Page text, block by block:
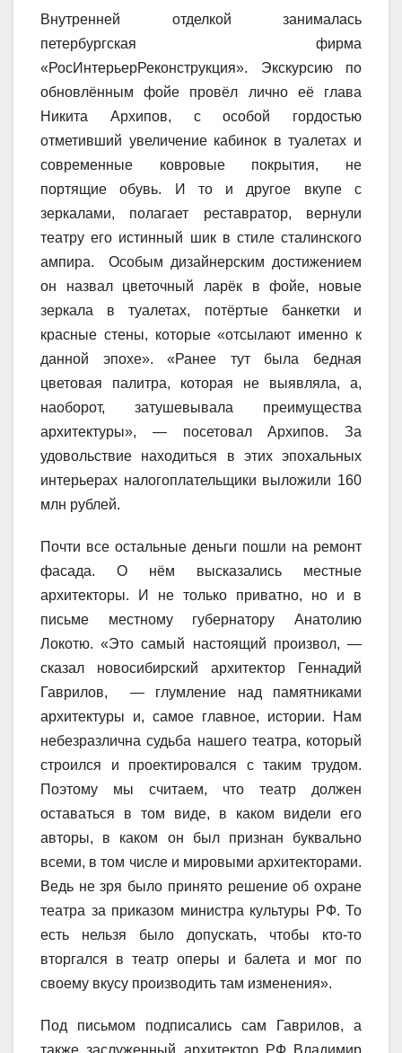
Внутренней отделкой занималась
петербургская фирма
«РосИнтерьерРеконструкция». Экскурсию по
обновлённым фойе провёл лично её глава
Никита Архипов, с особой гордостью
отметивший увеличение кабинок в туалетах и
современные ковровые покрытия, не
портящие обувь. И то и другое вкупе с
зеркалами, полагает реставратор, вернули
театру его истинный шик в стиле сталинского
ампира. Особым дизайнерским достижением
он назвал цветочный ларёк в фойе, новые
зеркала в туалетах, потёртые банкетки и
красные стены, которые «отсылают именно к
данной эпохе». «Ранее тут была бедная
цветовая палитра, которая не выявляла, а,
наоборот, затушевывала преимущества
архитектуры», — посетовал Архипов. За
удовольствие находиться в этих эпохальных
интерьерах налогоплательщики выложили 160
млн рублей.
Почти все остальные деньги пошли на ремонт
фасада. О нём высказались местные
архитекторы. И не только приватно, но и в
письме местному губернатору Анатолию
Локотю. «Это самый настоящий произвол, —
сказал новосибирский архитектор Геннадий
Гаврилов, — глумление над памятниками
архитектуры и, самое главное, истории. Нам
небезразлична судьба нашего театра, который
строился и проектировался с таким трудом.
Поэтому мы считаем, что театр должен
оставаться в том виде, в каком видели его
авторы, в каком он был признан буквально
всеми, в том числе и мировыми архитекторами.
Ведь не зря было принято решение об охране
театра за приказом министра культуры РФ. То
есть нельзя было допускать, чтобы кто-то
вторгался в театр оперы и балета и мог по
своему вкусу производить там изменения».
Под письмом подписались сам Гаврилов, а
также заслуженный архитектор РФ Владимир